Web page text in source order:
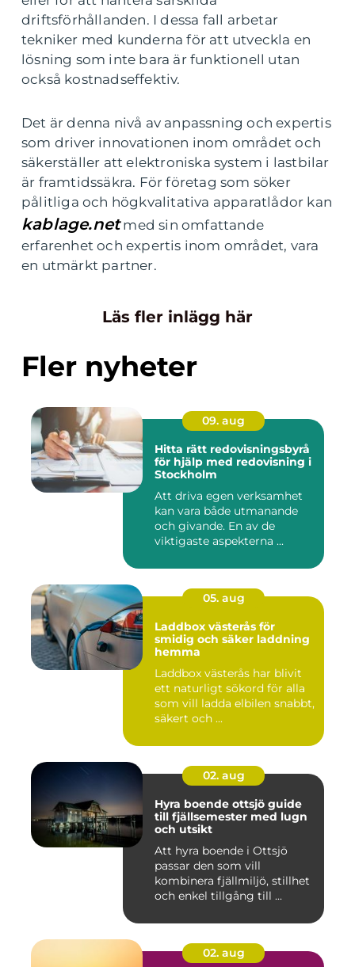
driftsförhållanden. I dessa fall arbetar
tekniker med kunderna för att utveckla en
lösning som inte bara är funktionell utan
också kostnadseffektiv.
Det är denna nivå av anpassning och expertis
som driver innovationen inom området och
säkerställer att elektroniska system i lastbilar
är framtidssäkra. För företag som söker
pålitliga och högkvalitativa apparatlådor kan
kablage.net med sin omfattande
erfarenhet och expertis inom området, vara
en utmärkt partner.
Läs fler inlägg här
Fler nyheter
09. aug
Hitta rätt redovisningsbyrå
för hjälp med redovisning i
Stockholm
Att driva egen verksamhet
kan vara både utmanande
och givande. En av de
viktigaste aspekterna ...
05. aug
Laddbox västerås för
smidig och säker laddning
hemma
Laddbox västerås har blivit
ett naturligt sökord för alla
som vill ladda elbilen snabbt,
säkert och ...
02. aug
Hyra boende ottsjö guide
till fjällsemester med lugn
och utsikt
Att hyra boende i Ottsjö
passar den som vill
kombinera fjällmiljö, stillhet
och enkel tillgång till ...
02. aug